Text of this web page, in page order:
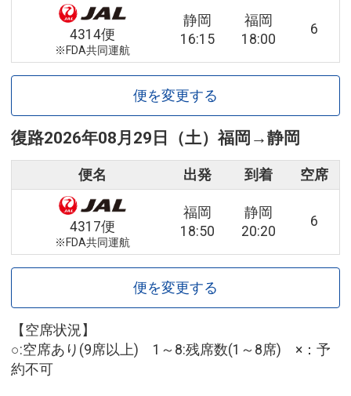
4314便
※FDA共同運航
静岡
16:15
福岡
18:00
6
便を変更する
復路2026年08月29日（土）福岡 →静岡
便名 出発 到着 空席
4317便
※FDA共同運航
福岡
18:50
静岡
20:20
6
便を変更する
【空席状況】
○:空席あり(9席以上) 1～8:残席数(1～8席) ×：予
約不可